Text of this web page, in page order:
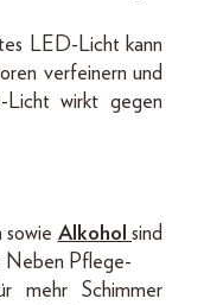
LED-Licht kann
verfeinern und
Licht wirkt gegen
sowie Alkoholsind
Neben Pflege-
mehr Schimmer